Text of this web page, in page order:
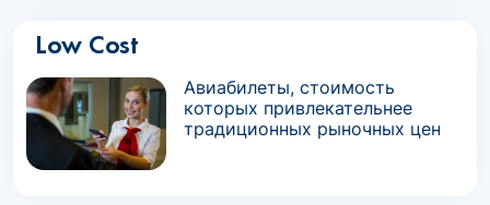
Low Cost
Авиабилеты, стоимость
которых привлекательнее
традиционных рыночных цен